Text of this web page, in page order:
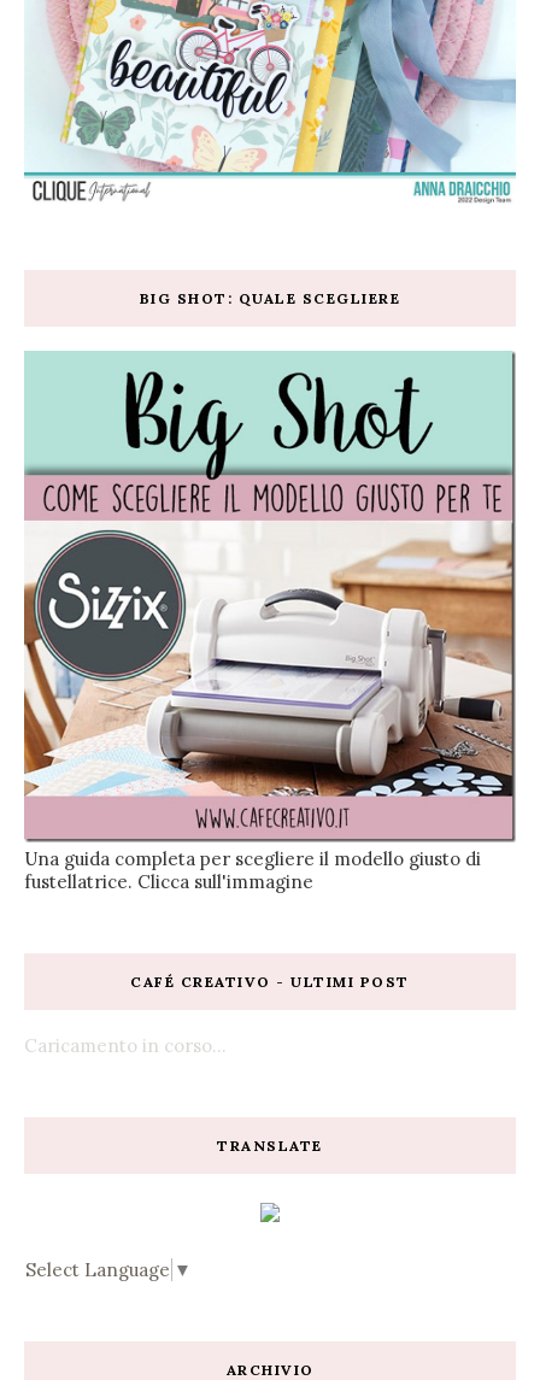
BIG SHOT: QUALE SCEGLIERE
Una guida completa per scegliere il modello giusto di
fustellatrice. Clicca sull'immagine
CAFÉ CREATIVO - ULTIMI POST
Caricamento in corso...
TRANSLATE
Select Language ▼
ARCHIVIO